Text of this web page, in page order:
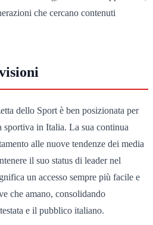
che cercano contenuti
dello Sport è ben posizionata per
sportiva in Italia. La sua continua
alle nuove tendenze dei media
il suo status di leader nel
un accesso sempre più facile e
che amano, consolidando
e il pubblico italiano.